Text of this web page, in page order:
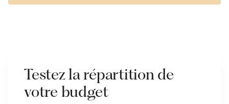
Testez la répartition de
votre budget